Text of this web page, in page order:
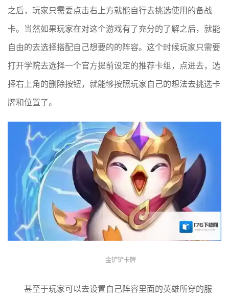
之后，玩家只需要点击右上方就能自行去挑选使用的备战
卡。当然如果玩家在对这个游戏有了充分的了解之后，就能
自由的去选择搭配自己想要的的阵容。这个时候玩家只需要
打开学院去选择一个官方提前设定的推荐卡组，点进去，选
择右上角的删除按钮，就能够按照玩家自己的想法去挑选卡
牌和位置了。
金铲铲卡牌
甚至于玩家可以去设置自己阵容里面的英雄所穿的服